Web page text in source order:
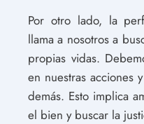
Por otro lado, la
llama a nosotros a
propias vidas.
en nuestras acciones
demás. Esto implica
el bien y buscar la